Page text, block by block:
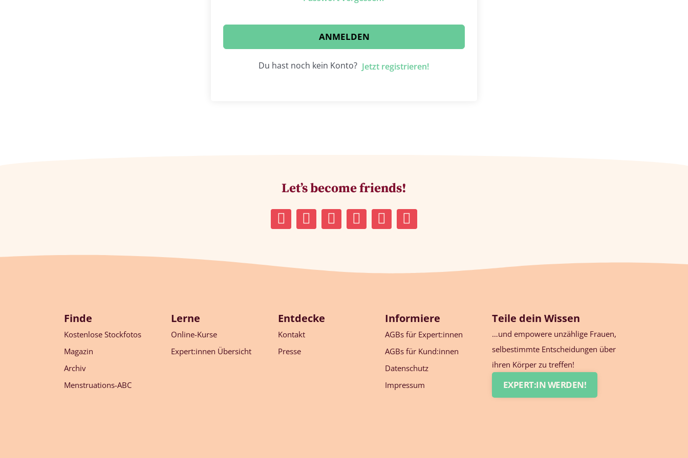
ANMELDEN
Du hast noch kein Konto? Jetzt registrieren!
Let’s become friends!
Finde
Kostenlose Stockfotos
Magazin
Archiv
Menstruations-ABC
Lerne
Online-Kurse
Expert:innen Übersicht
Entdecke
Kontakt
Presse
Informiere
AGBs für Expert:innen
AGBs für Kund:innen
Datenschutz
Impressum
Teile dein Wissen
…und empowere unzählige Frauen,
selbestimmte Entscheidungen über
ihren Körper zu treffen!
EXPERT:IN WERDEN!